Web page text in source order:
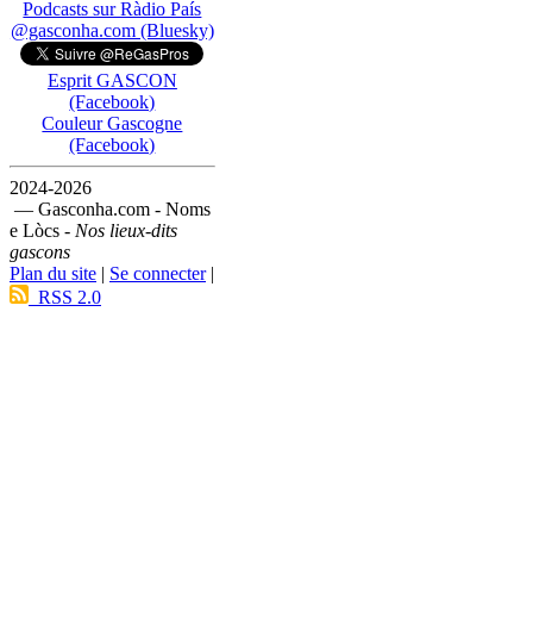
Podcasts sur Ràdio País
@gasconha.com (Bluesky)
Esprit GASCON
(Facebook)
Couleur Gascogne
(Facebook)
2024-2026
— Gasconha.com - Noms
e Lòcs - Nos lieux-dits
gascons
Plan du site | Se connecter|
RSS 2.0